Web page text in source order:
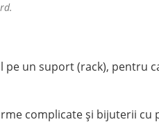
un suport (rack), pentru
complicate și bijuterii cu